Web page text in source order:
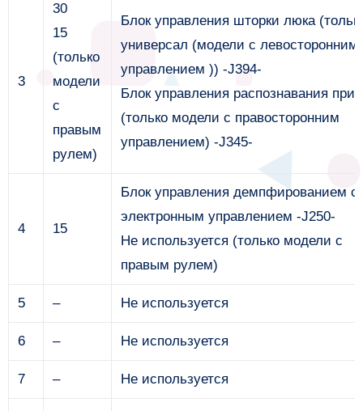
3
30
15
(только
модели
с
правым
рулем)
Блок управления шторки люка
универсал (модели с левосторонним
управлением )) -J394-
Блок управления распознавания
(только модели с правосторонним
управлением) -J345-
4 15
Блок управления демпфированием с
электронным управлением -J250-
Не используется (только модели с
правым рулем)
5 – Не используется
6 – Не используется
7 – Не используется